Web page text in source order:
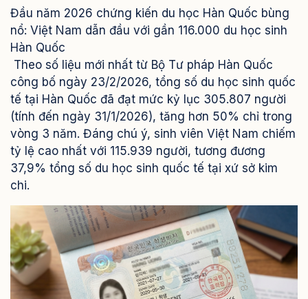
Đầu năm 2026 chứng kiến du học Hàn Quốc bùng
nổ: Việt Nam dẫn đầu với gần 116.000 du học sinh
Hàn Quốc
Theo số liệu mới nhất từ Bộ Tư pháp Hàn Quốc
công bố ngày 23/2/2026, tổng số du học sinh quốc
tế tại Hàn Quốc đã đạt mức kỷ lục 305.807 người
(tính đến ngày 31/1/2026), tăng hơn 50% chỉ trong
vòng 3 năm. Đáng chú ý, sinh viên Việt Nam chiếm
tỷ lệ cao nhất với 115.939 người, tương đương
37,9% tổng số du học sinh quốc tế tại xứ sở kim
chi.